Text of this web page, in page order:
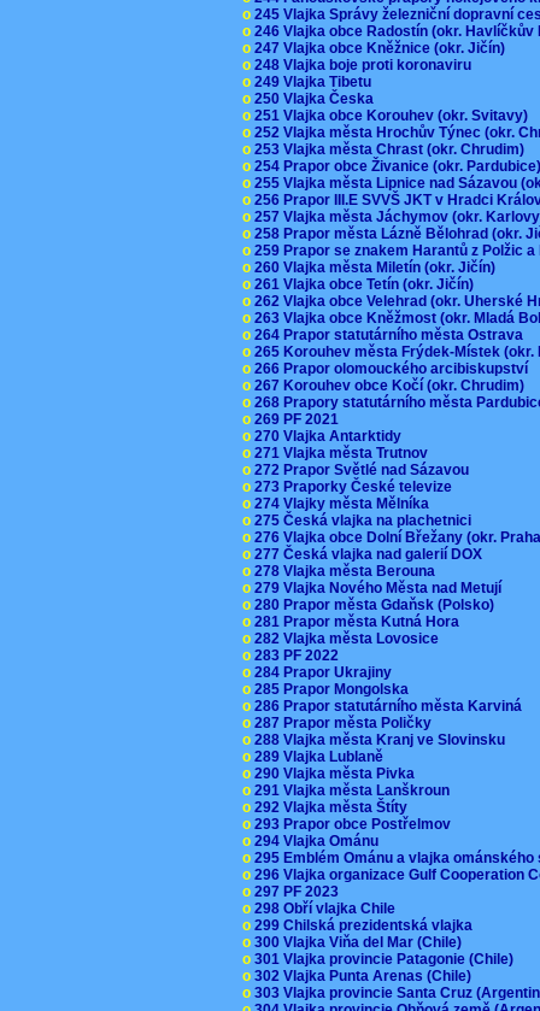
o 245 Vlajka Správy železniční dopravní
o 246 Vlajka obce Radostín (okr.
o 247 Vlajka obce Kněžnice (okr. Jičín)
o 248 Vlajka boje proti koronaviru
o 249 Vlajka Tibetu
o 250 Vlajka Česka
o 251 Vlajka obce Korouhev (okr. Svitavy)
o 252 Vlajka města Hrochův Týnec (okr.
o 253 Vlajka města Chrast (okr. Chrudim)
o 254 Prapor obce Živanice (okr.
o 255 Vlajka města Lipnice nad Sázavou
o 256 Prapor III.E SVVŠ JKT v Hradci
o 257 Vlajka města Jáchymov (okr.
o 258 Prapor města Lázně Bělohrad (okr.
o 259 Prapor se znakem Harantů z Polžic
o 260 Vlajka města Miletín (okr. Jičín)
o 261 Vlajka obce Tetín (okr. Jičín)
o 262 Vlajka obce Velehrad (okr. Uherské
o 263 Vlajka obce Kněžmost (okr. Mladá
o 264 Prapor statutárního města Ostrava
o 265 Korouhev města Frýdek-Místek
o 266 Prapor olomouckého arcibiskupství
o 267 Korouhev obce Kočí (okr. Chrudim)
o 268 Prapory statutárního města
o 269 PF 2021
o 270 Vlajka Antarktidy
o 271 Vlajka města Trutnov
o 272 Prapor Světlé nad Sázavou
o 273 Praporky České televize
o 274 Vlajky města Mělníka
o 275 Česká vlajka na plachetnici
o 276 Vlajka obce Dolní Břežany (okr.
o 277 Česká vlajka nad galerií DOX
o 278 Vlajka města Berouna
o 279 Vlajka Nového Města nad Metují
o 280 Prapor města Gdaňsk (Polsko)
o 281 Prapor města Kutná Hora
o 282 Vlajka města Lovosice
o 283 PF 2022
o 284 Prapor Ukrajiny
o 285 Prapor Mongolska
o 286 Prapor statutárního města Karviná
o 287 Prapor města Poličky
o 288 Vlajka města Kranj ve Slovinsku
o 289 Vlajka Lublaně
o 290 Vlajka města Pivka
o 291 Vlajka města Lanškroun
o 292 Vlajka města Štíty
o 293 Prapor obce Postřelmov
o 294 Vlajka Ománu
o 295 Emblém Ománu a vlajka
o 296 Vlajka organizace Gulf Cooperation
o 297 PF 2023
o 298 Obří vlajka Chile
o 299 Chilská prezidentská vlajka
o 300 Vlajka Viňa del Mar (Chile)
o 301 Vlajka provincie Patagonie (Chile)
o 302 Vlajka Punta Arenas (Chile)
o 303 Vlajka provincie Santa Cruz